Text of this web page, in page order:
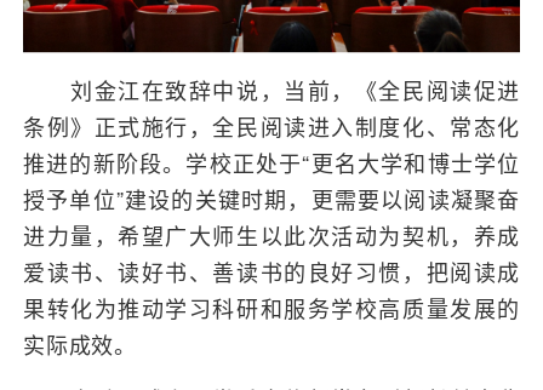
刘金江在致辞中说，当前，《全民阅读促进
条例》正式施行，全民阅读进入制度化、常态化
推进的新阶段。学校正处于“更名大学和博士学位
授予单位”建设的关键时期，更需要以阅读凝聚奋
进力量，希望广大师生以此次活动为契机，养成
爱读书、读好书、善读书的良好习惯，把阅读成
果转化为推动学习科研和服务学校高质量发展的
实际成效。